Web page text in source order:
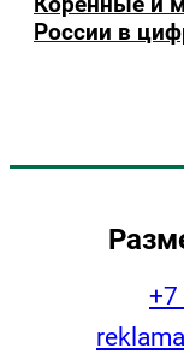
России в
+7